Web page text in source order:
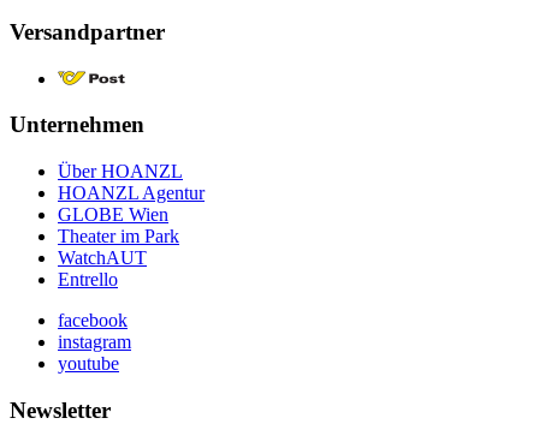
Versandpartner
Unternehmen
Über HOANZL
HOANZL Agentur
GLOBE Wien
Theater im Park
WatchAUT
Entrello
facebook
instagram
youtube
Newsletter